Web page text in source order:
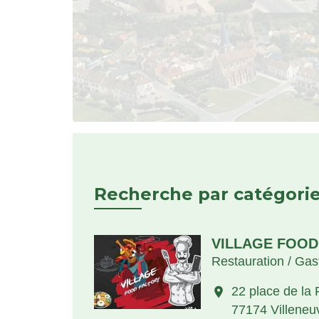
Recherche par
VILLAGE
Restauration /
location_on
22 place de la
77174